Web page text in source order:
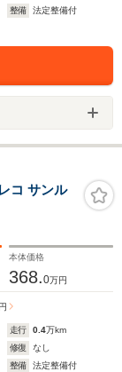
整備
法定整備付
コ サンル
本体価格
368.0万円
円
走行 0.4万km
修復
なし
整備
法定整備付